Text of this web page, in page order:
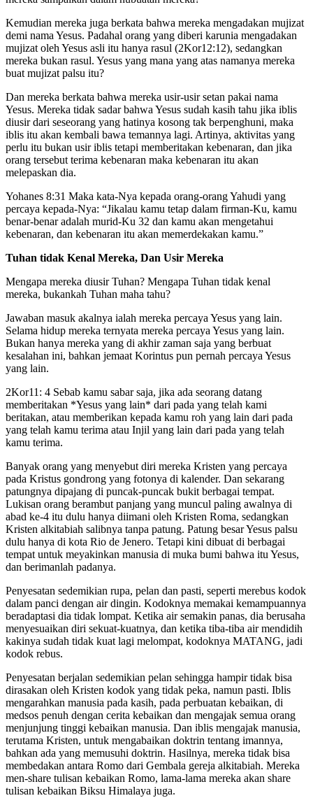
Kemudian mereka juga berkata bahwa mereka mengadakan mujizat
demi nama Yesus. Padahal orang yang diberi karunia mengadakan
mujizat oleh Yesus asli itu hanya rasul (2Kor12:12), sedangkan
mereka bukan rasul. Yesus yang mana yang atas namanya mereka
buat mujizat palsu itu?
Dan mereka berkata bahwa mereka usir-usir setan pakai nama
Yesus. Mereka tidak sadar bahwa Yesus sudah kasih tahu jika iblis
diusir dari seseorang yang hatinya kosong tak berpenghuni, maka
iblis itu akan kembali bawa temannya lagi. Artinya, aktivitas yang
perlu itu bukan usir iblis tetapi memberitakan kebenaran, dan jika
orang tersebut terima kebenaran maka kebenaran itu akan
melepaskan dia.
Yohanes 8:31 Maka kata-Nya kepada orang-orang Yahudi yang
percaya kepada-Nya: “Jikalau kamu tetap dalam firman-Ku, kamu
benar-benar adalah murid-Ku 32 dan kamu akan mengetahui
kebenaran, dan kebenaran itu akan memerdekakan kamu.”
Tuhan tidak Kenal Mereka, Dan Usir Mereka
Mengapa mereka diusir Tuhan? Mengapa Tuhan tidak kenal
mereka, bukankah Tuhan maha tahu?
Jawaban masuk akalnya ialah mereka percaya Yesus yang lain.
Selama hidup mereka ternyata mereka percaya Yesus yang lain.
Bukan hanya mereka yang di akhir zaman saja yang berbuat
kesalahan ini, bahkan jemaat Korintus pun pernah percaya Yesus
yang lain.
2Kor11: 4 Sebab kamu sabar saja, jika ada seorang datang
memberitakan *Yesus yang lain* dari pada yang telah kami
beritakan, atau memberikan kepada kamu roh yang lain dari pada
yang telah kamu terima atau Injil yang lain dari pada yang telah
kamu terima.
Banyak orang yang menyebut diri mereka Kristen yang percaya
pada Kristus gondrong yang fotonya di kalender. Dan sekarang
patungnya dipajang di puncak-puncak bukit berbagai tempat.
Lukisan orang berambut panjang yang muncul paling awalnya di
abad ke-4 itu dulu hanya diimani oleh Kristen Roma, sedangkan
Kristen alkitabiah salibnya tanpa patung. Patung besar Yesus palsu
dulu hanya di kota Rio de Jenero. Tetapi kini dibuat di berbagai
tempat untuk meyakinkan manusia di muka bumi bahwa itu Yesus,
dan berimanlah padanya.
Penyesatan sedemikian rupa, pelan dan pasti, seperti merebus kodok
dalam panci dengan air dingin. Kodoknya memakai kemampuannya
beradaptasi dia tidak lompat. Ketika air semakin panas, dia berusaha
menyesuaikan diri sekuat-kuatnya, dan ketika tiba-tiba air mendidih
kakinya sudah tidak kuat lagi melompat, kodoknya MATANG, jadi
kodok rebus.
Penyesatan berjalan sedemikian pelan sehingga hampir tidak bisa
dirasakan oleh Kristen kodok yang tidak peka, namun pasti. Iblis
mengarahkan manusia pada kasih, pada perbuatan kebaikan, di
medsos penuh dengan cerita kebaikan dan mengajak semua orang
menjunjung tinggi kebaikan manusia. Dan iblis mengajak manusia,
terutama Kristen, untuk mengabaikan doktrin tentang imannya,
bahkan ada yang memusuhi doktrin. Hasilnya, mereka tidak bisa
membedakan antara Romo dari Gembala gereja alkitabiah. Mereka
men-share tulisan kebaikan Romo, lama-lama mereka akan share
tulisan kebaikan Biksu Himalaya juga.